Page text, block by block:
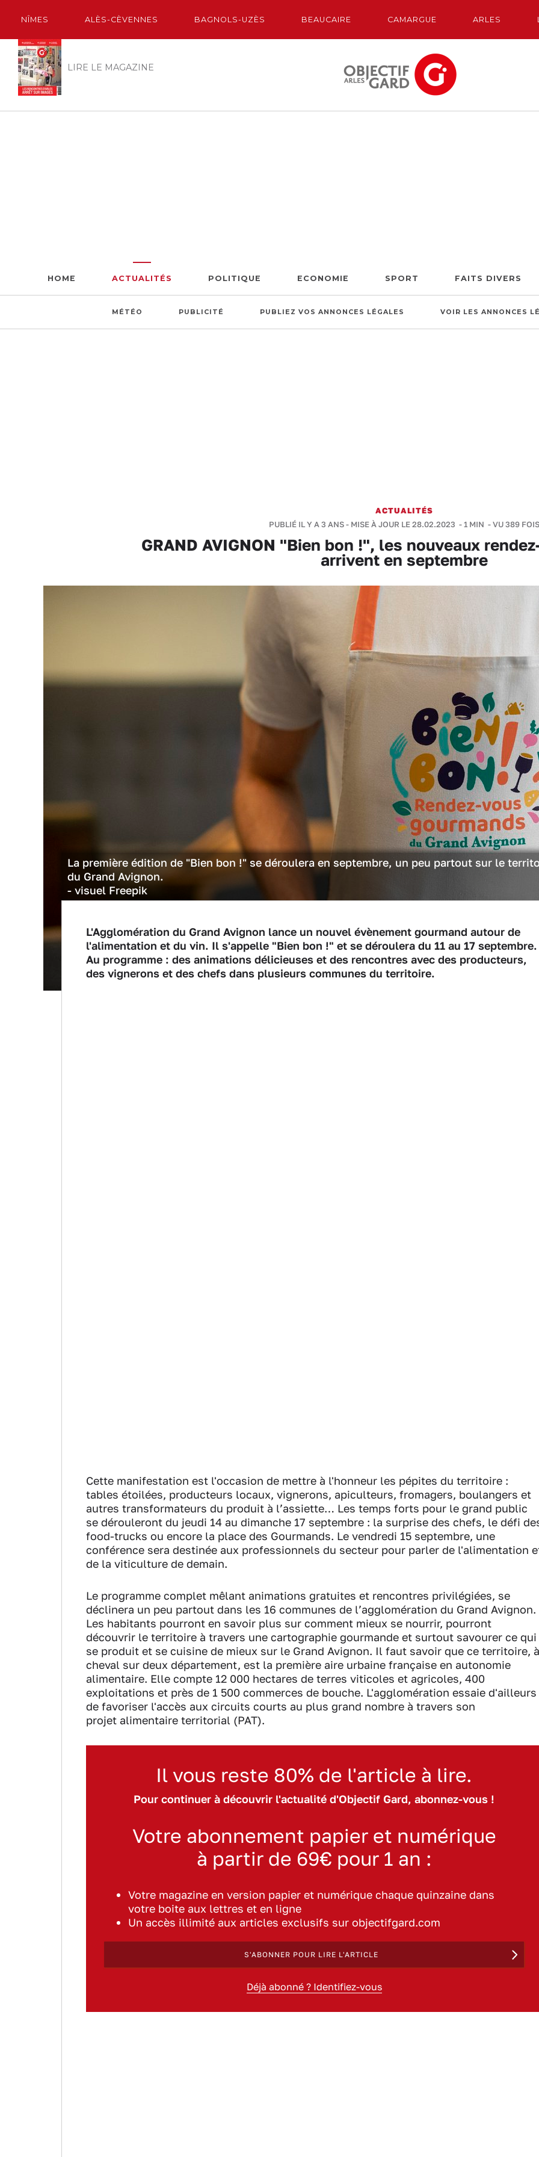
NÎMES ALÈS-CÈVENNES BAGNOLS-UZÈS BEAUCAIRE CAMARGUE ARLES
LIRE LE MAGAZINE
HOME ACTUALITÉS POLITIQUE ECONOMIE SPORT FAITS DIVERS
MÉTÉO PUBLICITÉ PUBLIEZ VOS ANNONCES LÉGALES VOIR LES ANNONCES
ACTUALITÉS
PUBLIÉ IL Y A 3 ANS - MISE À JOUR LE 28.02.2023 -1 MIN - VU 389 FOIS
GRAND AVIGNON "Bien bon !", les nouveaux
arrivent en septembre
La première édition de "Bien bon !" se déroulera en septembre, un peu partout sur le
du Grand Avignon.
- visuel Freepik
L'Agglomération du Grand Avignon lance un nouvel évènement gourmand autour de
l'alimentation et du vin. Il s'appelle "Bien bon !" et se déroulera du 11 au 17 septembre.
Au programme : des animations délicieuses et des rencontres avec des producteurs,
des vignerons et des chefs dans plusieurs communes du territoire.
Cette manifestation est l'occasion de mettre à l'honneur les pépites du territoire :
tables étoilées, producteurs locaux, vignerons, apiculteurs, fromagers, boulangers et
autres transformateurs du produit à l’assiette… Les temps forts pour le grand public
se dérouleront du jeudi 14 au dimanche 17 septembre : la surprise des chefs, le défi
food-trucks ou encore la place des Gourmands. Le vendredi 15 septembre, une
conférence sera destinée aux professionnels du secteur pour parler de l'alimentation
de la viticulture de demain.
Le programme complet mêlant animations gratuites et rencontres privilégiées, se
déclinera un peu partout dans les 16 communes de l’agglomération du Grand Avignon.
Les habitants pourront en savoir plus sur comment mieux se nourrir, pourront
découvrir le territoire à travers une cartographie gourmande et surtout savourer ce qui
se produit et se cuisine de mieux sur le Grand Avignon. Il faut savoir que ce territoire, à
cheval sur deux département, est la première aire urbaine française en autonomie
alimentaire. Elle compte 12 000 hectares de terres viticoles et agricoles, 400
exploitations et près de 1 500 commerces de bouche. L'agglomération essaie d'ailleurs
de favoriser l'accès aux circuits courts au plus grand nombre à travers son
projet alimentaire territorial (PAT).
Il vous reste 80% de l'article à lire.
Pour continuer à découvrir l'actualité d'Objectif Gard, abonnez-vous !
Votre abonnement papier et numérique
à partir de 69€ pour 1 an :
Votre magazine en version papier et numérique chaque quinzaine dans
votre boite aux lettres et en ligne
Un accès illimité aux articles exclusifs sur objectifgard.com
S'ABONNER POUR LIRE L'ARTICLE
Déjà abonné ? Identifiez-vous